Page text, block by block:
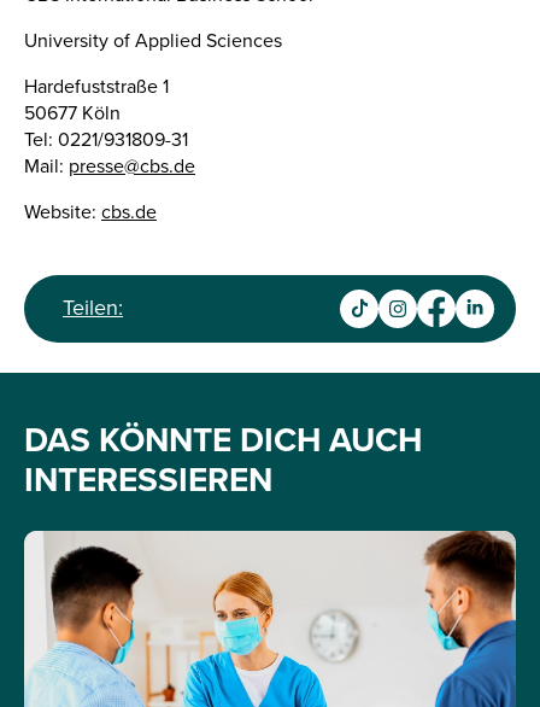
University of Applied Sciences
Hardefuststraße 1
50677 Köln
Tel: 0221/931809-31
Mail: presse@cbs.de
Website: cbs.de
Teilen:
DAS KÖNNTE DICH AUCH
INTERESSIEREN